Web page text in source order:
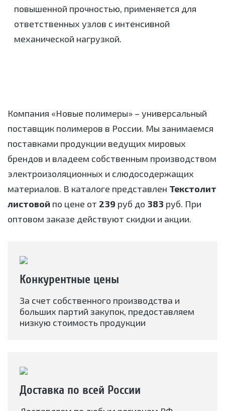
повышенной прочностью, применяется для
ответственных узлов с интенсивной
механической нагрузкой.
Компания «Новые полимеры» – универсальный
поставщик полимеров в России. Мы занимаемся
поставками продукции ведущих мировых
брендов и владеем собственным производством
электроизоляционных и слюдосодержащих
материалов. В каталоге представлен Текстолит
листовой по цене от 239 руб до 383 руб. При
оптовом заказе действуют скидки и акции.
Конкурентные цены
За счет собственного производства и
больших партий закупок, предоставляем
низкую стоимость продукции
Доставка по всей России